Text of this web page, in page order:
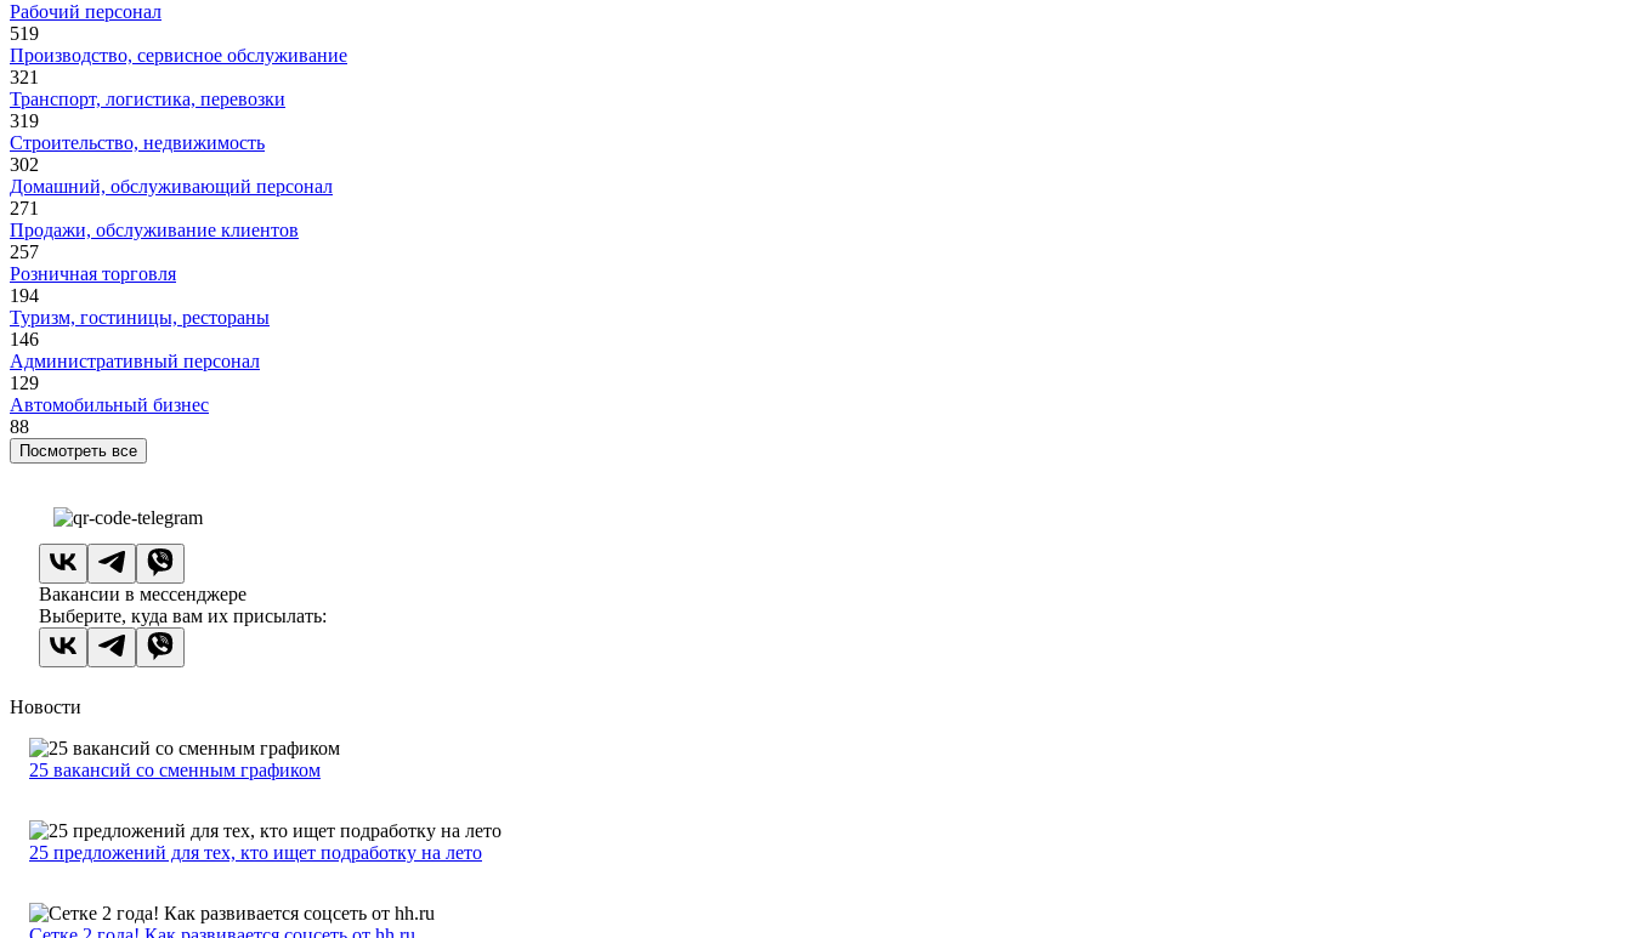
Рабочий персонал
519
Производство, сервисное обслуживание
321
Транспорт, логистика, перевозки
319
Строительство, недвижимость
302
Домашний, обслуживающий персонал
271
Продажи, обслуживание клиентов
257
Розничная торговля
194
Туризм, гостиницы, рестораны
146
Административный персонал
129
Автомобильный бизнес
88
Посмотреть все
Вакансии в мессенджере
Выберите, куда вам их присылать:
Новости
25 вакансий со сменным графиком
25 предложений для тех, кто ищет подработку на лето